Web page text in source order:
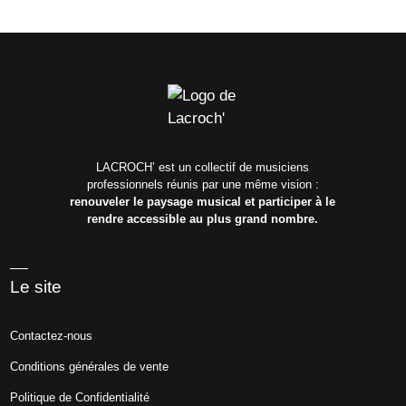
LACROCH’ est un collectif de musiciens
professionnels réunis par une même vision :
renouveler le paysage musical et participer à le
rendre accessible au plus grand nombre.
Le site
Contactez-nous
Conditions générales de vente
Politique de Confidentialité